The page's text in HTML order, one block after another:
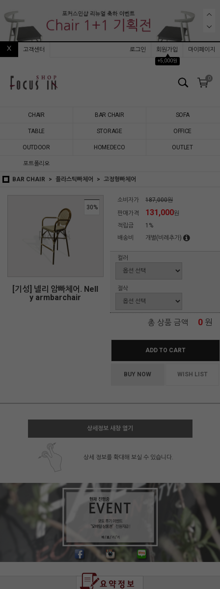
고객센터 로그인
회원가입
▲
+5,000원
마이페이지
0
CHAIR BAR CHAIR SOFA
TABLE STORAGE OFFICE
OUTDOOR HOMEDECO OUTLET
포트폴리오
BAR CHAIR 플라스틱빠체어 고정형빠체어
30%
[기성] 넬리 암빠체어. Nell
y armbarchair
소비자가
187,000원
판매가격
131,000원
적립금
1%
배송비
개별(비례추가)
컬러
절삭
총 상품 금액 0 원
ADD TO CART
BUY NOW WISH LIST
상세정보 새창 열기
상세 정보를 확대해 보실 수 있습니다.